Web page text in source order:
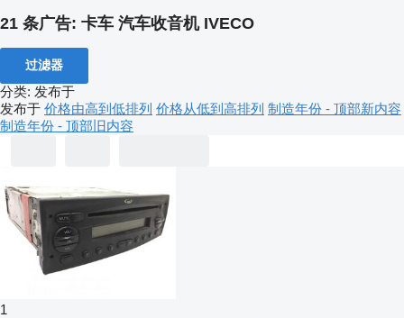
21 条广告: 卡车 汽车收音机 IVECO
过滤器
分类: 发布于
发布于 价格由高到低排列 价格从低到高排列 制造年份 - 顶部新内容
制造年份 - 顶部旧内容
1